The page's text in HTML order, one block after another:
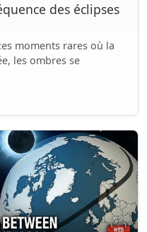
des éclipses
moments rares où la
les ombres se